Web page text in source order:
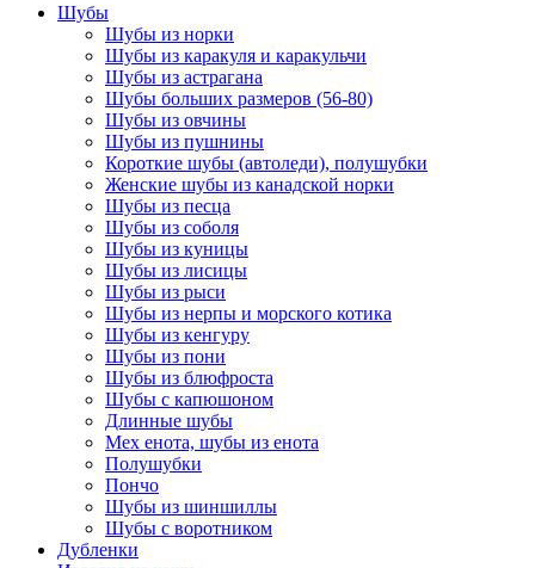
Шубы
Шубы из норки
Шубы из каракуля и каракульчи
Шубы из астрагана
Шубы больших размеров (56-80)
Шубы из овчины
Шубы из пушнины
Короткие шубы (автоледи), полушубки
Женские шубы из канадской норки
Шубы из песца
Шубы из соболя
Шубы из куницы
Шубы из лисицы
Шубы из рыси
Шубы из нерпы и морского котика
Шубы из кенгуру
Шубы из пони
Шубы из блюфроста
Шубы с капюшоном
Длинные шубы
Мех енота, шубы из енота
Полушубки
Пончо
Шубы из шиншиллы
Шубы с воротником
Дубленки